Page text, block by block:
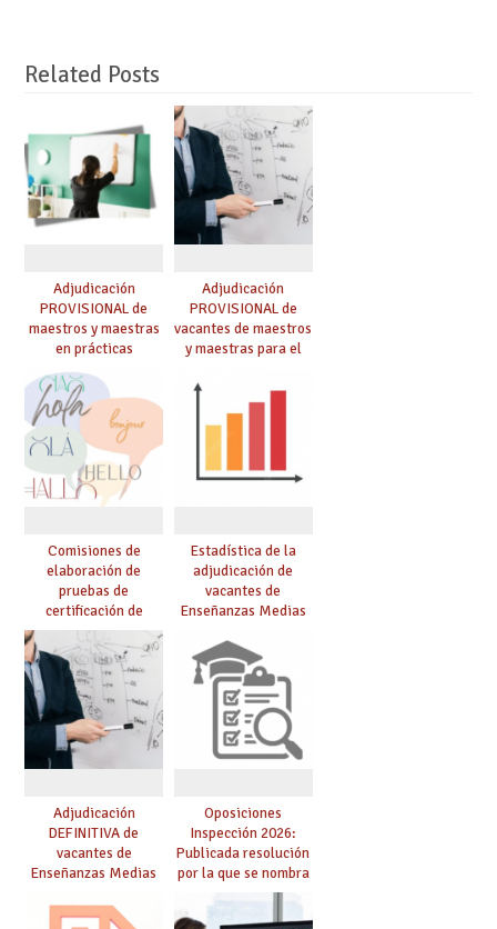
Related Posts
Adjudicación
PROVISIONAL de
maestros y maestras
en prácticas
Adjudicación
PROVISIONAL de
vacantes de maestros
y maestras para el
Comisiones de
elaboración de
pruebas de
certificación de
competencia
lingüística: publicada
resolución definitiva
Estadística de la
adjudicación de
vacantes de
Enseñanzas Medias
Adjudicación
DEFINITIVA de
vacantes de
Enseñanzas Medias
Oposiciones
Inspección 2026:
Publicada resolución
por la que se nombra
funcionarios/as en
prácticas, se regulan